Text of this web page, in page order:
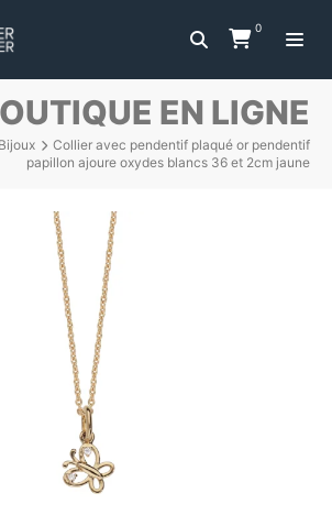
0
EN LIGNE
Bijoux
Collier avec pendentif plaqué or pendentif
papillon ajoure oxydes blancs 36 et 2cm jaune